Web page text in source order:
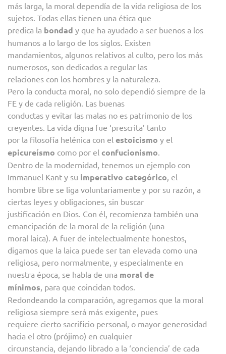
más larga, la moral dependía de la vida religiosa de los
sujetos. Todas ellas tienen una ética que
predica la bondad y que ha ayudado a ser buenos a los
humanos a lo largo de los siglos. Existen
mandamientos, algunos relativos al culto, pero los más
numerosos, son dedicados a regular las
relaciones con los hombres y la naturaleza.
Pero la conducta moral, no solo dependió siempre de la
FE y de cada religión. Las buenas
conductas y evitar las malas no es patrimonio de los
creyentes. La vida digna fue ‘prescrita’ tanto
por la filosofía helénica con el estoicismo y el
epicureísmo como por el confucionismo.
Dentro de la modernidad, tenemos un ejemplo con
Immanuel Kant y su imperativo categórico, el
hombre libre se liga voluntariamente y por su razón, a
ciertas leyes y obligaciones, sin buscar
justificación en Dios. Con él, recomienza también una
emancipación de la moral de la religión (una
moral laica). A fuer de intelectualmente honestos,
digamos que la laica puede ser tan elevada como una
religiosa, pero normalmente, y especialmente en
nuestra época, se habla de una moral de
mínimos, para que coincidan todos.
Redondeando la comparación, agregamos que la moral
religiosa siempre será más exigente, pues
requiere cierto sacrificio personal, o mayor generosidad
hacia el otro (prójimo) en cualquier
circunstancia, dejando librado a la ‘conciencia’ de cada